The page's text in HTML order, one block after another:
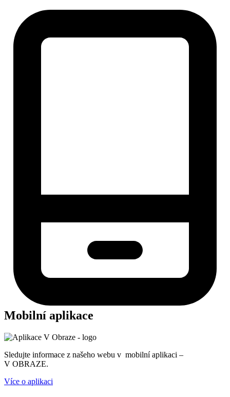
Mobilní aplikace
Sledujte informace z našeho webu v mobilní aplikaci –
V OBRAZE.
Více o aplikaci